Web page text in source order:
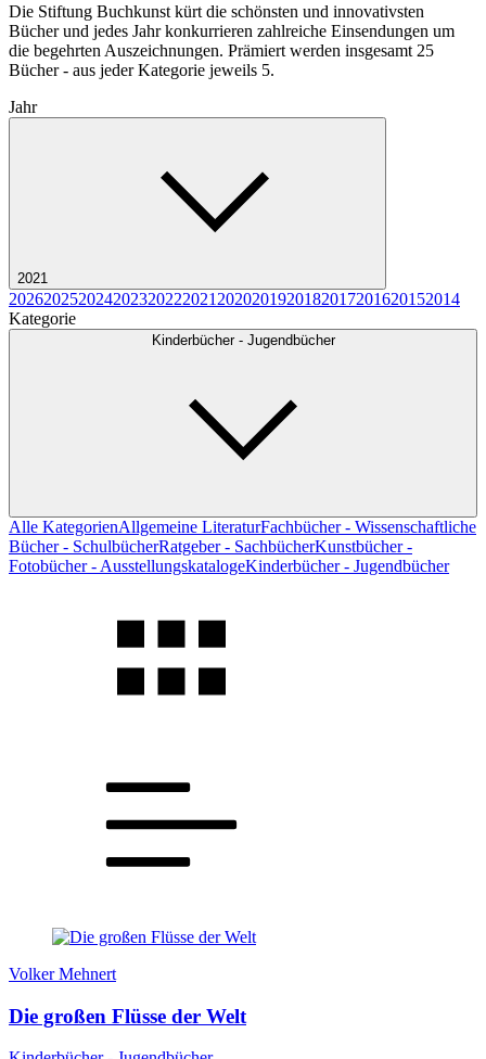
Die Stiftung Buchkunst kürt die schönsten und innovativsten
Bücher und jedes Jahr konkurrieren zahlreiche Einsendungen um
die begehrten Auszeichnungen. Prämiert werden insgesamt 25
Bücher - aus jeder Kategorie jeweils 5.
Jahr
2021
202620252024202320222021 2020201920182017201620152014
Kategorie
Kinderbücher - Jugendbücher
Alle KategorienAllgemeine LiteraturFachbücher - Wissenschaftliche
Bücher - SchulbücherRatgeber - SachbücherKunstbücher -
Fotobücher - AusstellungskatalogeKinderbücher - Jugendbücher
Volker Mehnert
Die großen Flüsse der Welt